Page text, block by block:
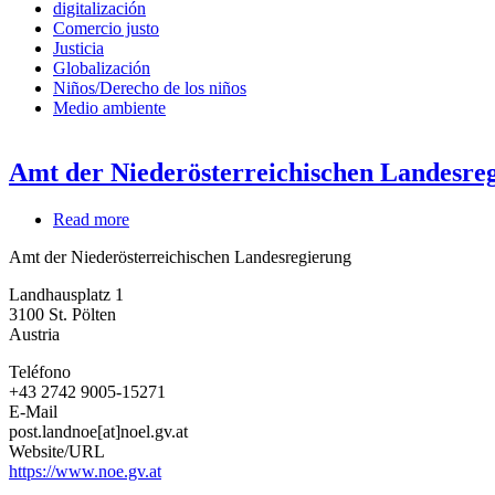
digitalización
Comercio justo
Justicia
Globalización
Niños/Derecho de los niños
Medio ambiente
Amt der Niederösterreichischen
Read more
der
Amt der Niederösterreichischen Landesregierung
Landhausplatz 1
3100 St. Pölten
Austria
Teléfono
+43 2742 9005-15271
E-Mail
post.landnoe[at]noel.gv.at
Website/URL
https://www.noe.gv.at